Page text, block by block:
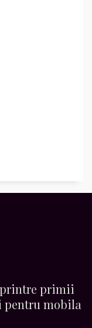
printre primii
pentru mobila